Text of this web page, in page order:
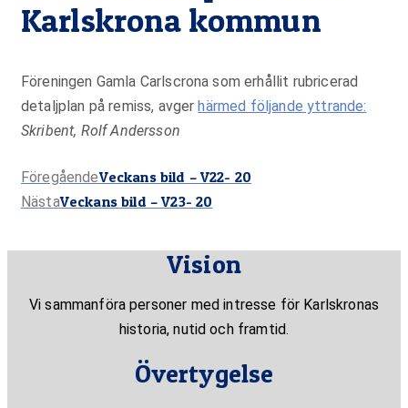
Karlskrona kommun
Föreningen Gamla Carlscrona som erhållit rubricerad
detaljplan på remiss, avger härmed följande yttrande:
Skribent, Rolf Andersson
FöregåendeFöregående
inlägg:
Veckans bild – V22- 20
NästaNästa
Veckans bild – V23- 20
Vision
Vi sammanföra personer med intresse för Karlskronas
historia, nutid och framtid.
Övertygelse